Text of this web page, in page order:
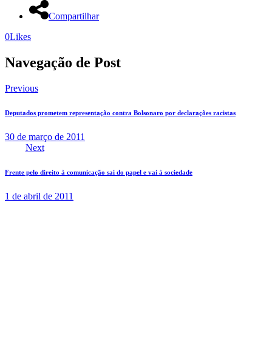
Compartilhar
0Likes
Navegação de Post
Previous
Deputados prometem representação contra Bolsonaro por declarações racistas
30 de março de 2011
Next
Frente pelo direito à comunicação sai do papel e vai à sociedade
1 de abril de 2011